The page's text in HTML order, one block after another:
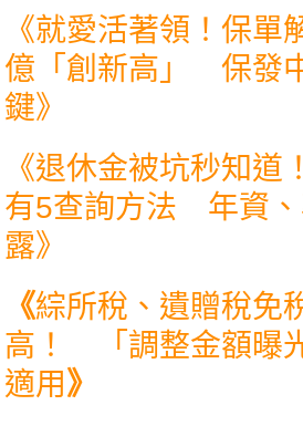
《就愛活著領！保單
億「創新高」 保發
鍵》
《退休金被坑秒知道
有5查詢方法 年資、
露》
《綜所稅、遺贈稅免
高！ 「調整金額曝
適用 》